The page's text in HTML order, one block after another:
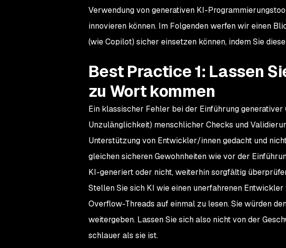
Verwendung von generativen KI-
innovieren können. Im Folgenden werfen wir einen
(wie Copilot) sicher einsetzen können, indem Sie
Best Practice 1: Lassen
zu Wort kommen
Ein klassischer Fehler bei der Einführung
Unzulänglichkeit) menschlicher Checks und
Unterstützung von Entwickler/innen gedacht und
gleichen sicheren Gewohnheiten wie vor der
KI-generiert oder nicht, weiterhin sorgfältig
Stellen Sie sich KI wie einen unerfahrenen
Overflow-Threads auf einmal zu lesen. Sie würden
weitergeben. Lassen Sie sich also nicht von der
schlauer als sie ist.